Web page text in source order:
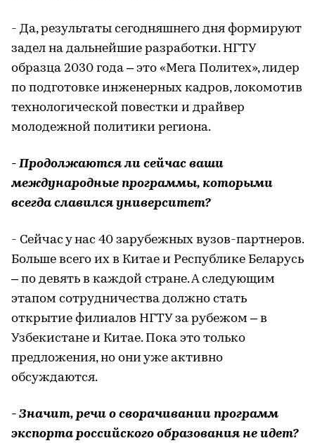
- Да, результаты сегодняшнего дня формируют
задел на дальнейшие разработки. НГТУ
образца 2030 года – это «Мега Политех», лидер
по подготовке инженерных кадров, локомотив
технологической повестки и драйвер
молодежной политики региона.
- Продолжаются ли сейчас ваши
международные программы, которыми
всегда славился университет?
- Сейчас у нас 40 зарубежных вузов-партнеров.
Больше всего их в Китае и Республике Беларусь
– по девять в каждой стране. А следующим
этапом сотрудничества должно стать
открытие филиалов НГТУ за рубежом – в
Узбекистане и Китае. Пока это только
предложения, но они уже активно
обсуждаются.
- Значит, речи о сворачивании программ
экспорта российского образования не идет?